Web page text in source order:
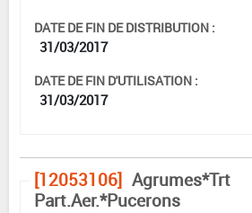
DATE DE FIN DE DISTRIBUTION :
31/03/2017
DATE DE FIN D'UTILISATION :
31/03/2017
[12053106] Agrumes*Trt
Part.Aer.*Pucerons